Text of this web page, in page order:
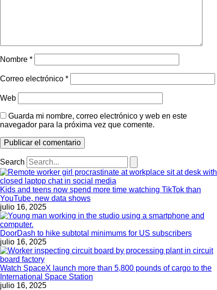
Nombre *
Correo electrónico *
Web
Guarda mi nombre, correo electrónico y web en este
navegador para la próxima vez que comente.
Search
Kids and teens now spend more time watching TikTok than
YouTube, new data shows
julio 16, 2025
DoorDash to hike subtotal minimums for US subscribers
julio 16, 2025
Watch SpaceX launch more than 5,800 pounds of cargo to the
International Space Station
julio 16, 2025